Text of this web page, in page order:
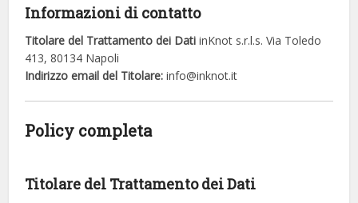
Informazioni di contatto
Titolare del Trattamento dei DatiinKnot s.r.l.s. Via Toledo
413, 80134 Napoli
Indirizzo email del Titolare: info@inknot.it
Policy completa
Titolare del Trattamento dei Dati